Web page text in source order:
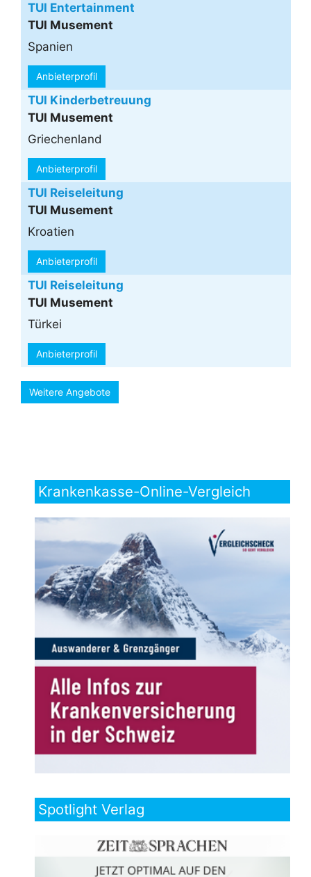
TUI Entertainment
TUI Musement
Spanien
Anbieterprofil
TUI Kinderbetreuung
TUI Musement
Griechenland
Anbieterprofil
TUI Reiseleitung
TUI Musement
Kroatien
Anbieterprofil
TUI Reiseleitung
TUI Musement
Türkei
Anbieterprofil
Weitere Angebote
Krankenkasse-Online-Vergleich
Spotlight Verlag